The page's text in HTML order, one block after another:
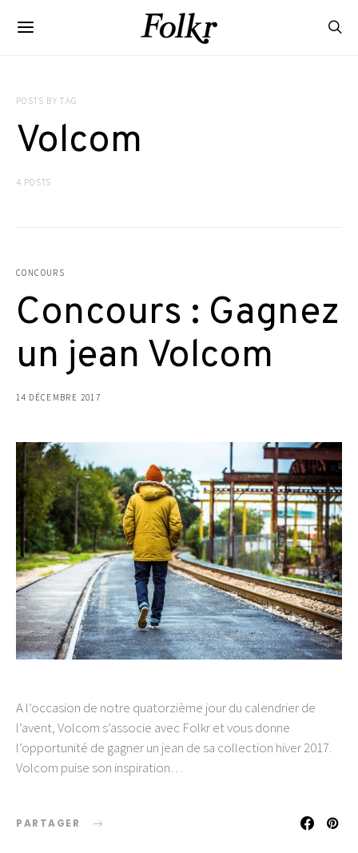
POSTS BY TAG
Volcom
4 POSTS
CONCOURS
Concours : Gagnez
un jean Volcom
14 DÉCEMBRE 2017
A l’occasion de notre quatorzième jour du calendrier de
l’avent, Volcom s’associe avec Folkr et vous donne
l’opportunité de gagner un jean de sa collection hiver 2017.
Volcom puise son inspiration…
PARTAGER